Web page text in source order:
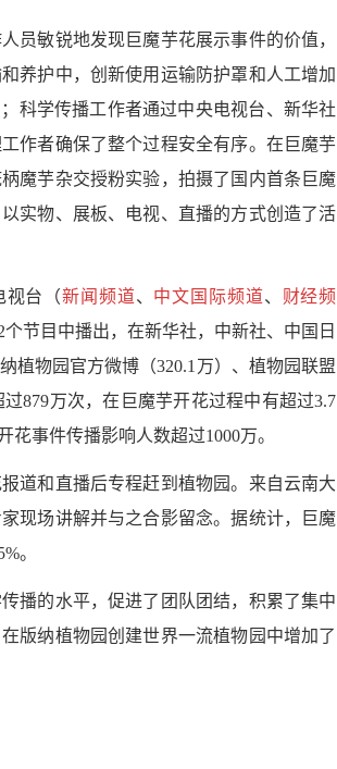
员敏锐地发现巨魔芋花展示事件的价值，
养护中，创新使用运输防护罩和人工增加
科学传播工作者通过中央电视台、新华社
作者确保了整个过程安全有序。 在巨魔芋
魔芋杂交授粉实验，拍摄了国内首条巨魔
实物、展板、电视、直播的方式创造了活
视台（新闻频道、 中文国际频道、 财经频
个节目中播出，在新华社，中新社、中国日
植物园官方微博（320.1 万）、植物园联盟
过879万次，在巨魔芋开花过程中有超过3.7
花事件传播影响人数超过1000万。
道和直播后专程赶到植物园。来自云南大
现场讲解并与之合影留念。据统计，巨魔
。
播的水平，促进了团队团结，积累了集中
版纳植物园创建世界一流植物园中增加了